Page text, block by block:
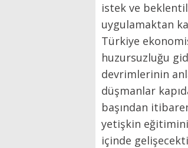
istek ve
uygulamaktan
Türkiye
huzursuzluğu
devrimlerinin
düşmanlar
başından
yetişkin
içinde